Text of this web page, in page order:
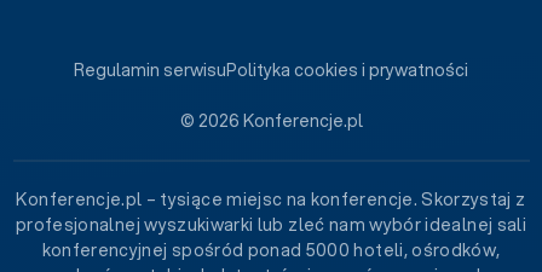
© 2026 Konferencje.pl
Regulamin serwisuPolityka cookies i prywatności
Konferencje.pl – tysiące miejsc na konferencje. Skorzystaj z
profesjonalnej wyszukiwarki lub zleć nam wybór idealnej sali
konferencyjnej spośród ponad 5000 hoteli, ośrodków,